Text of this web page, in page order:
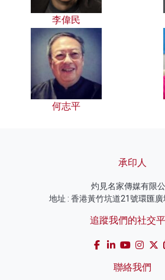
李偉民
何志平
承印人
灼見名家傳媒有限
地址 : 香港黃竹坑道21號環匯
追蹤我們的社交
聯絡我們